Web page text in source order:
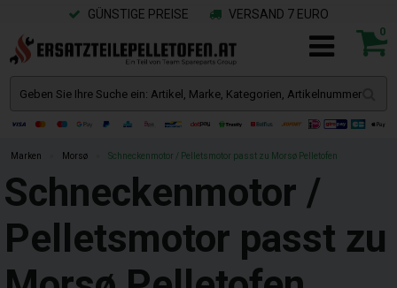
GÜNSTIGE PREISE VERSAND 7 EURO
0
Marken Morsø Schneckenmotor / Pelletsmotor passt zu Morsø Pelletofen
Schneckenmotor /
Pelletsmotor passt zu